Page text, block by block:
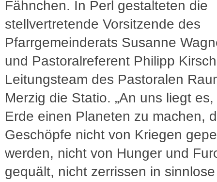
Fähnchen. In Perl gestalteten die
stellvertretende Vorsitzende des
Pfarrgemeinderats Susanne
und Pastoralreferent Philipp
Leitungsteam des Pastoralen
Merzig die Statio. „An uns liegt
Erde einen Planeten zu machen,
Geschöpfe nicht von Kriegen
werden, nicht von Hunger und
gequält, nicht zerrissen in sinnlose